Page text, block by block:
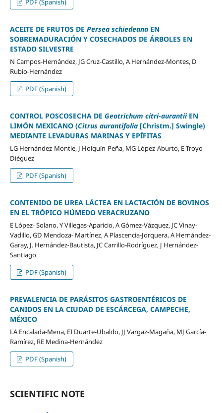
PDF (Spanish)
ACEITE DE FRUTOS DE Persea schiedeanaEN
SOBREMADURACIÓN Y COSECHADOS DE ÁRBOLES EN
ESTADO SILVESTRE
N Campos-Hernández, JG Cruz-Castillo, A Hernández-Montes, D
Rubio-Hernández
PDF (Spanish)
CONTROL POSCOSECHA DE Geotrichum citri-aurantiiEN
LIMÓN MEXICANO (Citrus aurantifolia[Christm.] Swingle)
MEDIANTE LEVADURAS MARINAS Y EPÍFITAS
LG Hernández-Montie, J Holguín-Peña, MG López-Aburto, E Troyo-
Diéguez
PDF (Spanish)
CONTENIDO DE UREA LÁCTEA EN LACTACIÓN DE BOVINOS
EN EL TRÓPICO HÚMEDO VERACRUZANO
E López- Solano, Y Villegas-Aparicio, A Gómez-Vázquez, JC Vinay-
Vadillo, GD Mendoza- Martínez, A Plascencia-Jorquera, A Hernández-
Garay, J. Hernández-Bautista, JC Carrillo-Rodríguez, J Hernández-
Santiago
PDF (Spanish)
PREVALENCIA DE PARÁSITOS GASTROENTÉRICOS DE
CANIDOS EN LA CIUDAD DE ESCÁRCEGA, CAMPECHE,
MÉXICO
LA Encalada-Mena, EI Duarte-Ubaldo, JJ Vargaz-Magaña, MJ García-
Ramírez, RE Medina-Hernández
PDF (Spanish)
SCIENTIFIC NOTE